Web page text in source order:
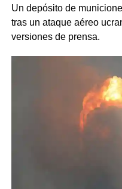
Un depósito de
tras un ataque aéreo
versiones de prensa.